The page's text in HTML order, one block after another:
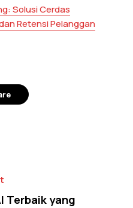
Solusi Cerdas
Retensi Pelanggan
Terbaik yang